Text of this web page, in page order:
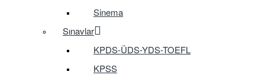
Sinema
Sınavlar
KPDS-ÜDS-YDS-TOEFL
KPSS